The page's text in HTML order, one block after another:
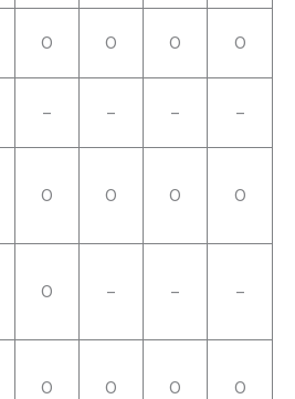
O O O O
– – – –
O O O O
O – – –
O O O O